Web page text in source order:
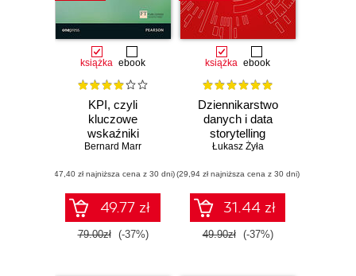
książka ebook
KPI, czyli
kluczowe
wskaźniki
efektywności. 75
ważnych dla
każdego
menedżera
Bernard Marr
(47,40 zł najniższa cena z 30 dni)
49.77 zł
79.00zł (-37%)
książka ebook
Dziennikarstwo
danych i data
storytelling
Łukasz Żyła
(29,94 zł najniższa cena z 30 dni)
31.44 zł
49.90zł (-37%)